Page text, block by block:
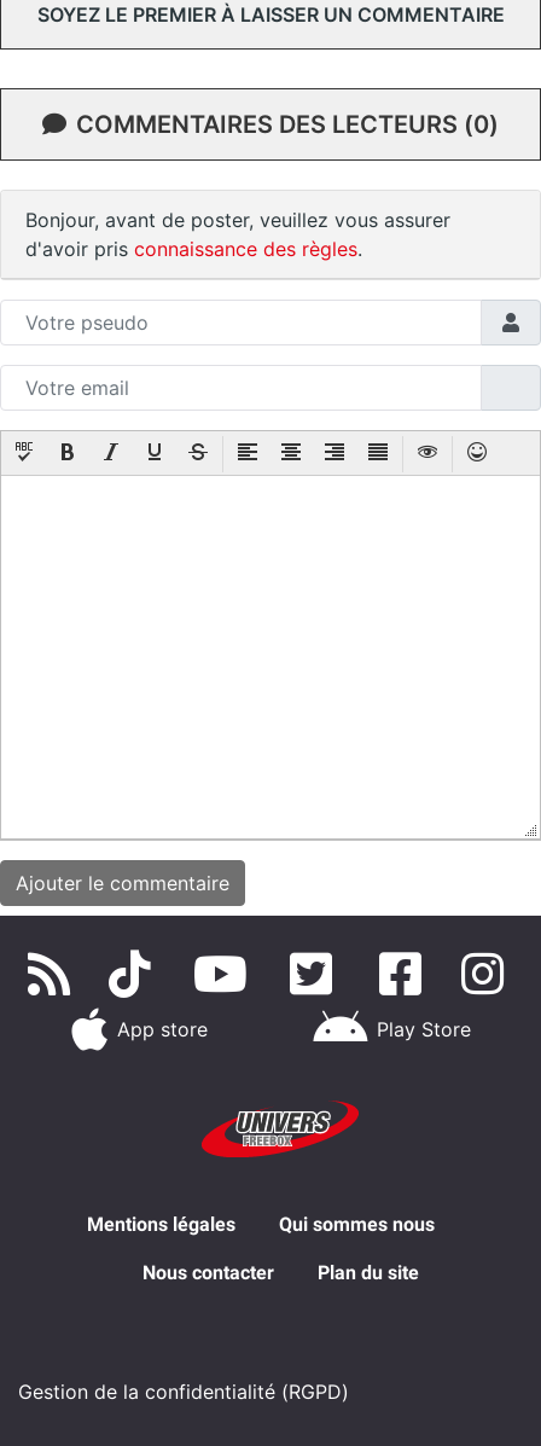
SOYEZ LE PREMIER À LAISSER UN COMMENTAIRE
COMMENTAIRES DES LECTEURS (0)
Bonjour, avant de poster, veuillez vous assurer
d'avoir pris connaissance des règles.
App store Play Store
Mentions légales Qui sommes nous
Nous contacter Plan du site
Gestion de la confidentialité (RGPD)